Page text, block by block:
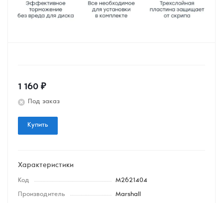
1 160 ₽
Под заказ
Купить
Характеристики
Код M2621404
Производитель Marshall